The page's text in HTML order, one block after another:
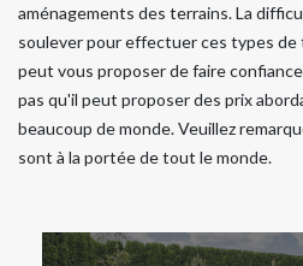
aménagements des terrains. La
soulever pour effectuer ces types de
peut vous proposer de faire
pas qu'il peut proposer des prix
beaucoup de monde. Veuillez
sont à la portée de tout le monde.